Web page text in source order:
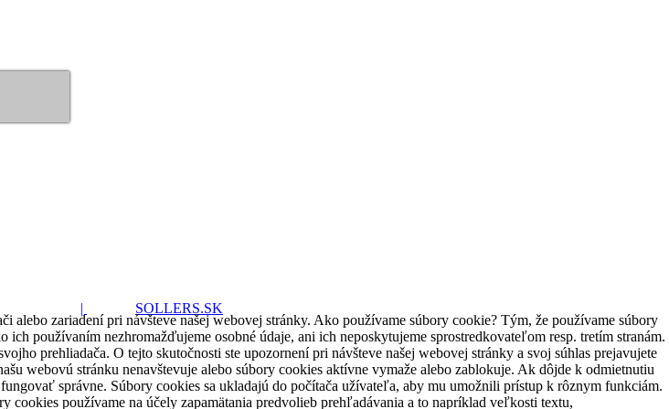
| SOLLERS.SK
alebo zariadení pri návšteve našej webovej stránky. Ako používame súbory cookie? Tým, že používame súbory
používaním nezhromažďujeme osobné údaje, ani ich neposkytujeme sprostredkovateľom resp. tretím stranám.
prehliadača. O tejto skutočnosti ste upozornení pri návšteve našej webovej stránky a svoj súhlas prejavujete
webovú stránku nenavštevuje alebo súbory cookies aktívne vymaže alebo zablokuje. Ak dôjde k odmietnutiu
správne. Súbory cookies sa ukladajú do počítača užívateľa, aby mu umožnili prístup k rôznym funkciám.
cookies používame na účely zapamätania predvolieb prehľadávania a to napríklad veľkosti textu,